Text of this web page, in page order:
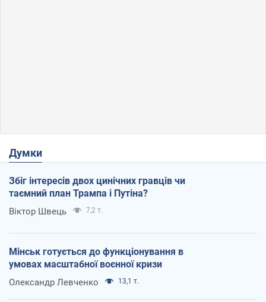
Думки
Збіг інтересів двох цинічних гравців чи
таємний план Трампа і Путіна?
Віктор Швець 7,2 т.
Мінськ готується до функціонування в
умовах масштабної воєнної кризи
Олександр Левченко 13,1 т.